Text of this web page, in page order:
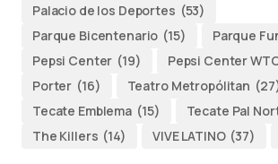
Palacio de los Deportes (53)
Parque Bicentenario (15) Parque
Pepsi Center (19) Pepsi Center
Porter (16) Teatro Metropólitan
Tecate Emblema (15) Tecate Pal
The Killers (14) VIVE LATINO (37)